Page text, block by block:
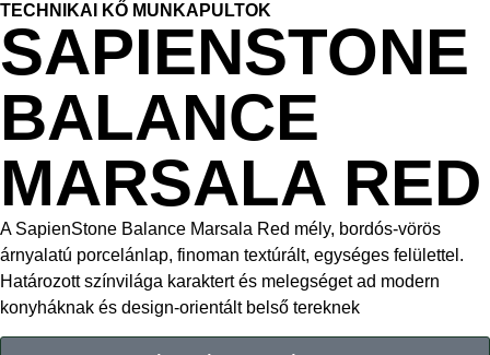
TECHNIKAI KŐ MUNKAPULTOK
SAPIENSTONE
BALANCE
MARSALA RED
A SapienStone Balance Marsala Red mély, bordós-vörös
árnyalatú porcelánlap, finoman textúrált, egységes felülettel.
Határozott színvilága karaktert és melegséget ad modern
konyháknak és design-orientált belső tereknek